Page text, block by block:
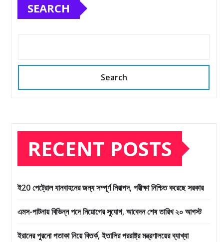
SEARCH
Search
RECENT POSTS
ই20 পেট্রোল যানবাহনের জন্য সম্পূর্ণ নিরাপদ, পরীক্ষা নিশ্চিত করেছে সরকার
এমস-পাটনায় বিভিন্ন পদে নিয়োগের সুযোগ, আবেদন শেষ তারিখ ২০ আগস্ট
ইরানের পুরনো পতাকা নিয়ে বিতর্ক, ইতালির পররাষ্ট্র মন্ত্রণালয়ের ব্যাখ্যা